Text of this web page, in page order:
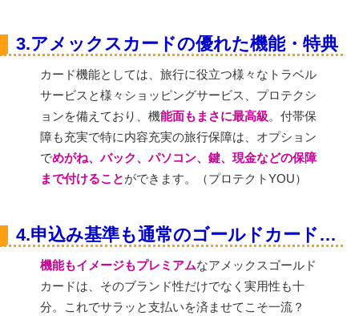
3.アメックスカードの優れた機能・特典
カード機能としては、旅行に役立つ様々なトラベル
サービスと様々ショッピングサービス、プロテクシ
ョンを備えており、機能面もまさに最高級。付帯保
障も充実で特に内容充実の旅行保障は、オプション
でめがね、バック、パソコン、鍵、現金などの保障
まで付けることができます。（プロテクトYOU）
4.申込み基準も通常のゴールドカードと同様
機能もイメージもプレミアムなアメックスゴールド
カードは、そのブランド性だけでなく実用性も十
分。これでサラッと支払いを済ませてこそ一流？